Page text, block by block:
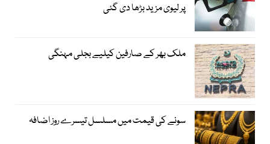
پر لیوی مزید بڑھا دی گئی
ملک بھر کے صارفین کیلیے بجلی مہنگی
سونے کی قیمت میں مسلسل تیسرے روز اضافہ